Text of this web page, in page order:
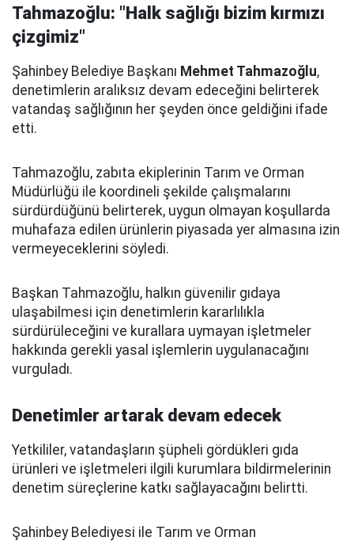
Tahmazoğlu: "Halk sağlığı bizim kırmızı
çizgimiz"
Şahinbey Belediye Başkanı Mehmet Tahmazoğlu,
denetimlerin aralıksız devam edeceğini belirterek
vatandaş sağlığının her şeyden önce geldiğini ifade
etti.
Tahmazoğlu, zabıta ekiplerinin Tarım ve Orman
Müdürlüğü ile koordineli şekilde çalışmalarını
sürdürdüğünü belirterek, uygun olmayan koşullarda
muhafaza edilen ürünlerin piyasada yer almasına izin
vermeyeceklerini söyledi.
Başkan Tahmazoğlu, halkın güvenilir gıdaya
ulaşabilmesi için denetimlerin kararlılıkla
sürdürüleceğini ve kurallara uymayan işletmeler
hakkında gerekli yasal işlemlerin uygulanacağını
vurguladı.
Denetimler artarak devam edecek
Yetkililer, vatandaşların şüpheli gördükleri gıda
ürünleri ve işletmeleri ilgili kurumlara bildirmelerinin
denetim süreçlerine katkı sağlayacağını belirtti.
Şahinbey Belediyesi ile Tarım ve Orman